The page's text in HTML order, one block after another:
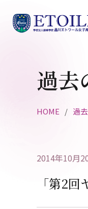
過去
HOME 過
2014年10月
「第2